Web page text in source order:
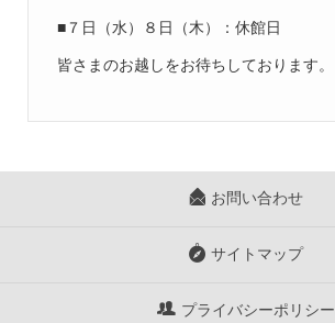
■７日（水）８日（木）：休館日
皆さまのお越しをお待ちしております。
お問い合わせ
サイトマップ
プライバシーポリシー